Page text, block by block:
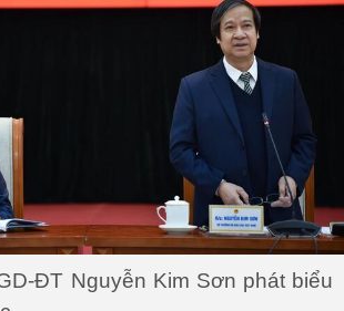
ĐT Nguyễn Kim Sơn phát biểu